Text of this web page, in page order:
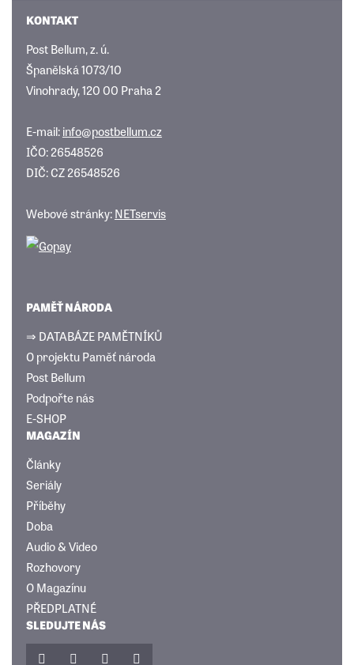
KONTAKT
Post Bellum, z. ú.
Španělská 1073/10
Vinohrady, 120 00 Praha 2
E-mail:info@postbellum.cz
IČO: 26548526
DIČ: CZ 26548526
Webové stránky:NETservis
PAMĚŤ NÁRODA
⇒ DATABÁZE PAMĚTNÍKŮ
O projektu Paměť národa
Post Bellum
Podpořte nás
E-SHOP
MAGAZÍN
Články
Seriály
Příběhy
Doba
Audio & Video
Rozhovory
O Magazínu
PŘEDPLATNÉ
SLEDUJTE NÁS